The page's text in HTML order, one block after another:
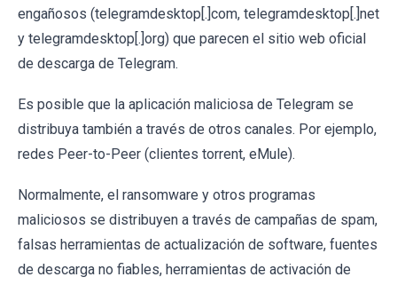
engañosos (telegramdesktop[.]com, telegramdesktop[.]net
y telegramdesktop[.]org) que parecen el sitio web oficial
de descarga de Telegram.
Es posible que la aplicación maliciosa de Telegram se
distribuya también a través de otros canales. Por ejemplo,
redes Peer-to-Peer (clientes torrent, eMule).
Normalmente, el ransomware y otros programas
maliciosos se distribuyen a través de campañas de spam,
falsas herramientas de actualización de software, fuentes
de descarga no fiables, herramientas de activación de